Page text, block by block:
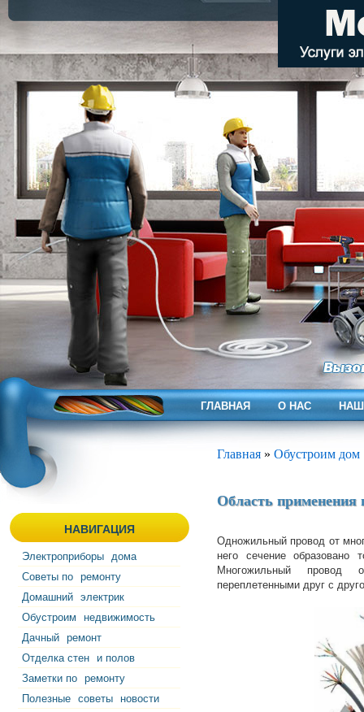
ГЛАВНАЯ О НАС
НАВИГАЦИЯ
Электроприборы дома
Советы по ремонту
Домашний электрик
Обустроим
недвижимость
Дачный ремонт
Отделка стен
и полов
Заметки по ремонту
Полезные советы
новости
Главная » Обустроим дом
Область применения
Одножильный провод от
него сечение образовано
Многожильный провод
переплетенными друг с